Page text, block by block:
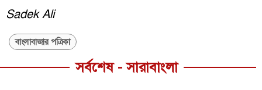
Sadek Ali
বাংলাবাজার পত্রিকা
সর্বশেষ - সারাবাংলা